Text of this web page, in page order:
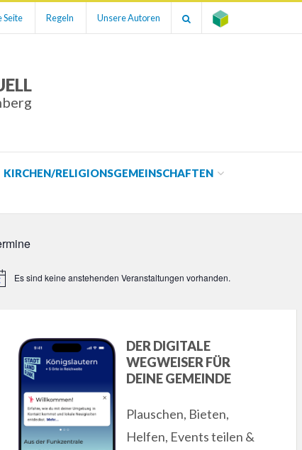
Seite Regeln Unsere Autoren
KIRCHEN/RELIGIONSGEMEINSCHAFTEN
Es sind keine anstehenden Veranstaltungen vorhanden.
DER DIGITALE
WEGWEISER FÜR
DEINE GEMEINDE
Plauschen, Bieten,
Helfen, Events teilen &